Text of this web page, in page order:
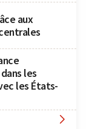
aux
les
les États-
